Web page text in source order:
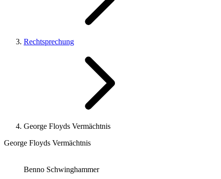
Rechtsprechung
George Floyds Vermächtnis
George Floyds Vermächtnis
Benno Schwinghammer